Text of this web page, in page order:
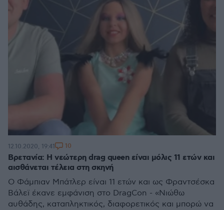
Βρετανία: Η νεώτερη drag queen είναι μόλις 11 ετών και
αισθάνεται τέλεια στη σκηνή
Ο Φάμπιαν Μπάτλερ είναι 11 ετών και ως Φραντσέσκα
Βάλεϊ έκανε εμφάνιση στο DragCon - «Νιώθω
αυθάδης, καταπληκτικός, διαφορετικός και μπορώ να
12.10.2020, 19:41 10